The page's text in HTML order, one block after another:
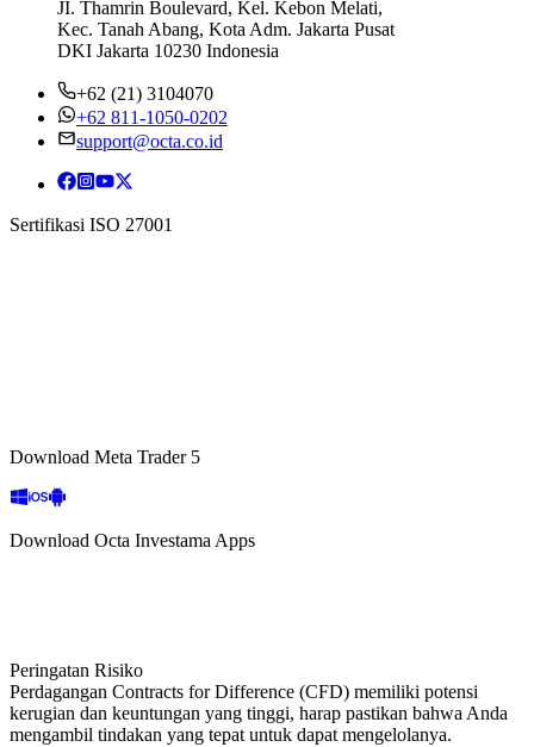
JI. Thamrin Boulevard, Kel. Kebon Melati,
Kec. Tanah Abang, Kota Adm. Jakarta Pusat
DKI Jakarta 10230 Indonesia
+62 (21) 3104070
+62 811-1050-0202
support@octa.co.id
Sertifikasi ISO 27001
Download Meta Trader 5
Download Octa Investama Apps
Peringatan Risiko
Perdagangan Contracts for Difference (CFD) memiliki potensi
kerugian dan keuntungan yang tinggi, harap pastikan bahwa Anda
mengambil tindakan yang tepat untuk dapat mengelolanya.